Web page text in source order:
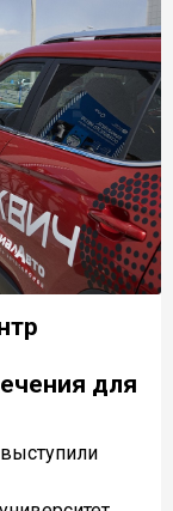
для